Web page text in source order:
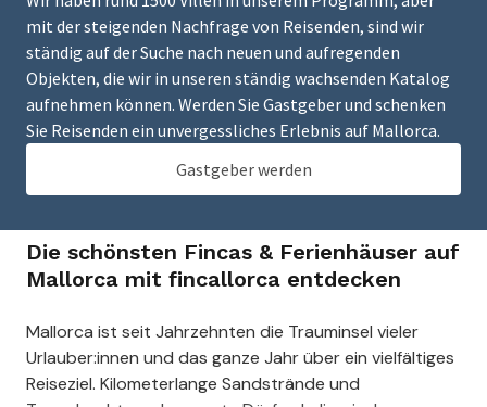
mit der steigenden Nachfrage von Reisenden, sind wir
ständig auf der Suche nach neuen und aufregenden
Objekten, die wir in unseren ständig wachsenden Katalog
aufnehmen können. Werden Sie Gastgeber und schenken
Sie Reisenden ein unvergessliches Erlebnis auf Mallorca.
Gastgeber werden
Die schönsten Fincas & Ferienhäuser auf
Mallorca mit fincallorca entdecken
Mallorca ist seit Jahrzehnten die Trauminsel vieler
Urlauber:innen und das ganze Jahr über ein vielfältiges
Reiseziel. Kilometerlange Sandstrände und